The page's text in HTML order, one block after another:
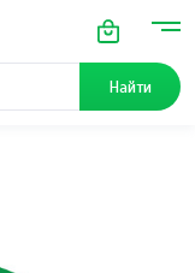
Найти